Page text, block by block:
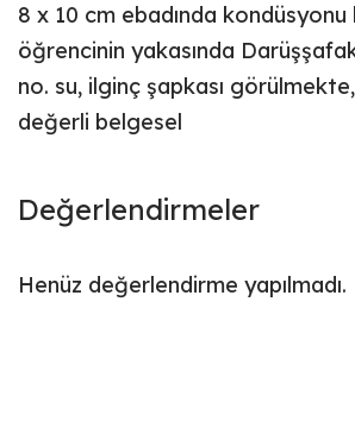
8 x 10 cm ebadında kondüsyonu
öğrencinin yakasında
no. su, ilginç şapkası görülmekte,
değerli belgesel
Değerlendirmeler
Henüz değerlendirme yapılmadı.